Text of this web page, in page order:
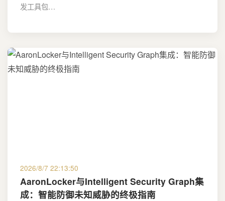
发工具包…
2026/8/7 22:13:50
AaronLocker与Intelligent Security Graph集
成：智能防御未知威胁的终极指南